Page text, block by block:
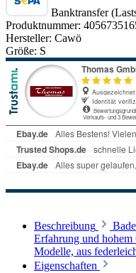
Banktransfer
Produktnummer:
Hersteller: Cawö
Größe: S
Beschreibung
Erfahrung und
Modelle, aus
Eigenschaften